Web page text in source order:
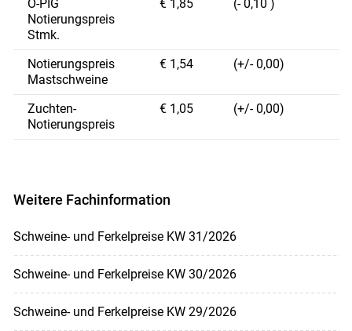
Ö-PIG
Notierungspreis
Stmk.
€ 1,85 (- 0,10 )
Notierungspreis
Mastschweine
€ 1,54 (+/- 0,00)
Zuchten-
Notierungspreis
€ 1,05 (+/- 0,00)
Weitere Fachinformation
Schweine- und Ferkelpreise KW 31/2026
Schweine- und Ferkelpreise KW 30/2026
Schweine- und Ferkelpreise KW 29/2026